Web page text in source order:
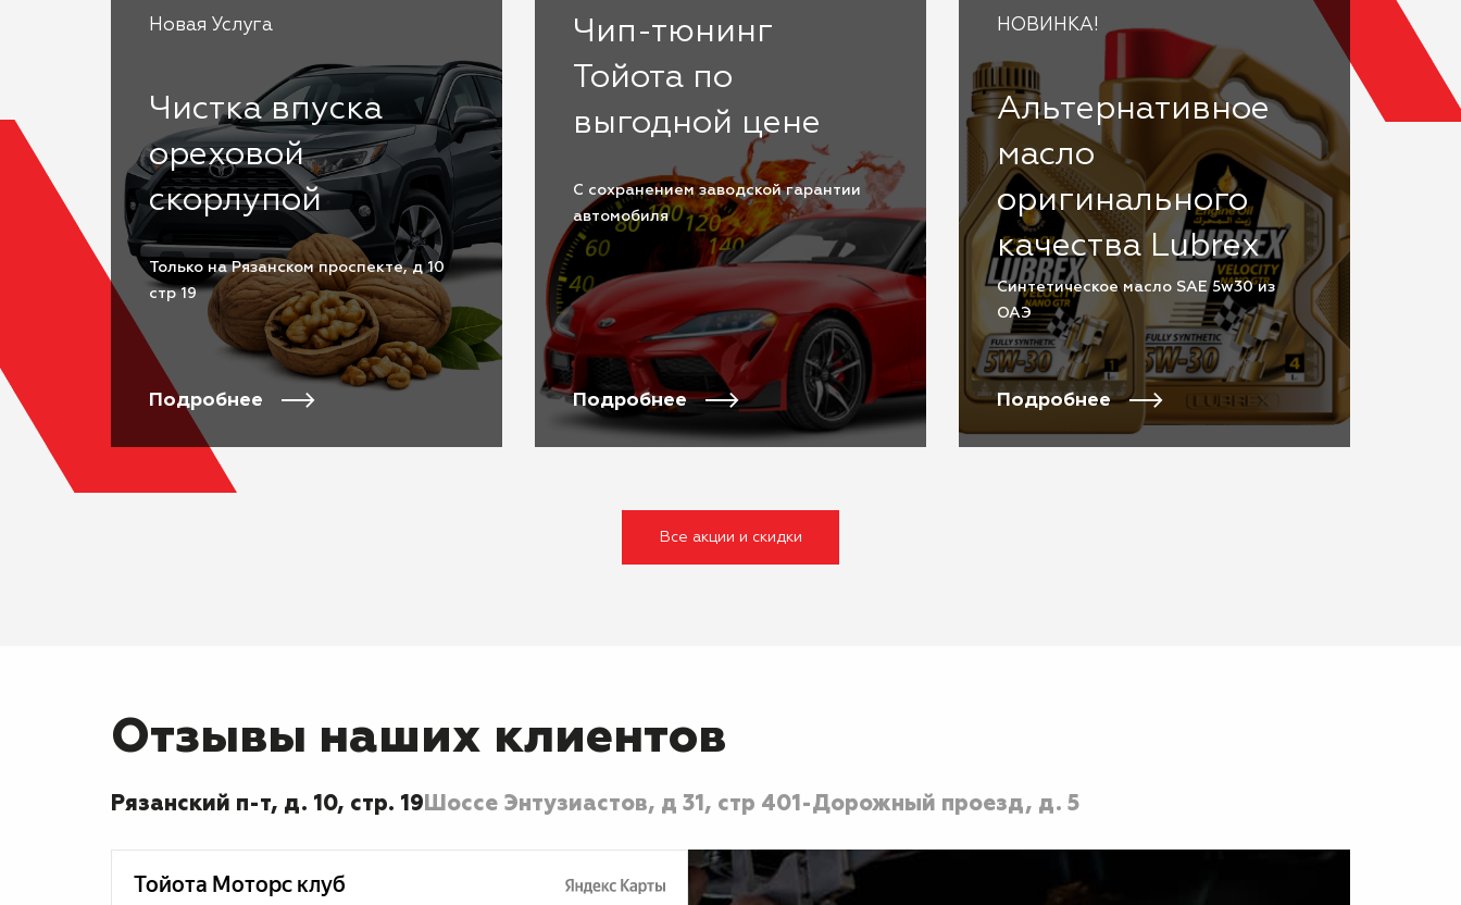
Новая Услуга
Чистка впуска
ореховой
скорлупой
Только на Рязанском проспекте, д 10
стр 19
Подробнее
Чип-тюнинг
Тойота по
выгодной цене
С сохранением заводской гарантии
автомобиля
Подробнее
НОВИНКА!
Альтернативное
масло
оригинального
качества Lubrex
Cинтетическое масло SAE 5w30 из
ОАЭ
Подробнее
Все акции и скидки
Отзывы наших клиентов
Рязанский п-т, д. 10, стр. 19 Шоссе Энтузиастов, д 31, стр 401-Дорожный проезд, д. 5